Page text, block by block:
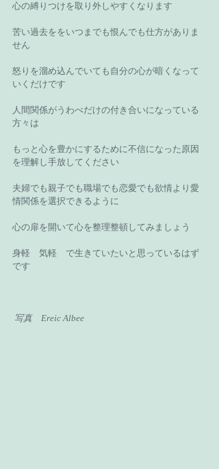
心の縛りつけを取り外しやすくなります
苦い過去ををいつまでも恨んでも仕方がありま
せん
怒りを溜め込んでいても自分の心が暗くなって
いくだけです
人間関係がうわべだけの付き合いになっている
方々は
もっと心を豊かにするために不信になった原因
を理解し手放してください
夫婦でも親子でも職場でも恋愛でも欲情より愛
情関係を選択できるように
心の扉を開いて心を整理整頓してみましょう
身軽　気軽　で生きていたいと思っているはず
です
写真　Ereic Albee